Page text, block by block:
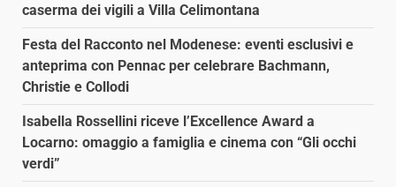
caserma dei vigili a Villa Celimontana
Festa del Racconto nel Modenese: eventi esclusivi e
anteprima con Pennac per celebrare Bachmann,
Christie e Collodi
Isabella Rossellini riceve l’Excellence Award a
Locarno: omaggio a famiglia e cinema con “Gli occhi
verdi”